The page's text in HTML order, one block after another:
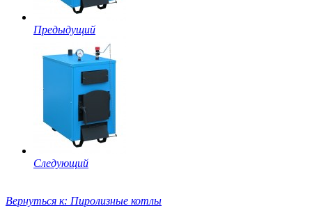
Предыдущий
Следующий
Вернуться к: Пиролизные котлы